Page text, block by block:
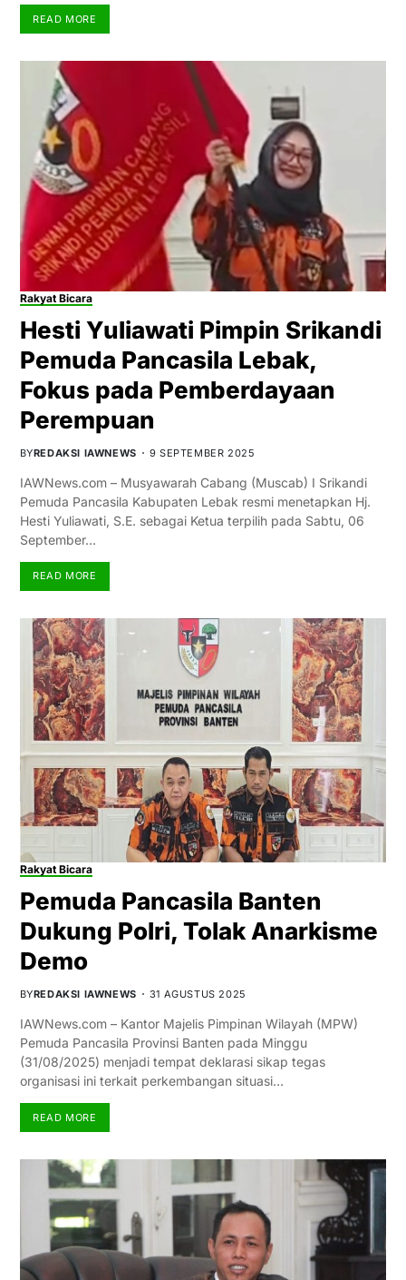
READ MORE
Rakyat Bicara
Hesti Yuliawati Pimpin Srikandi
Pemuda Pancasila Lebak,
Fokus pada Pemberdayaan
Perempuan
BYREDAKSI IAWNEWS 9 SEPTEMBER 2025
IAWNews.com – Musyawarah Cabang (Muscab) I Srikandi
Pemuda Pancasila Kabupaten Lebak resmi menetapkan Hj.
Hesti Yuliawati, S.E. sebagai Ketua terpilih pada Sabtu, 06
September…
READ MORE
Rakyat Bicara
Pemuda Pancasila Banten
Dukung Polri, Tolak Anarkisme
Demo
BYREDAKSI IAWNEWS 31 AGUSTUS 2025
IAWNews.com – Kantor Majelis Pimpinan Wilayah (MPW)
Pemuda Pancasila Provinsi Banten pada Minggu
(31/08/2025) menjadi tempat deklarasi sikap tegas
organisasi ini terkait perkembangan situasi…
READ MORE